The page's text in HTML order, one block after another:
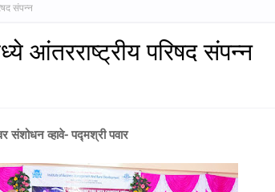
संपन्न
आंतरराष्ट्रीय परिषद संपन्न
संशोधन व्हावे- पद्मश्री पवार